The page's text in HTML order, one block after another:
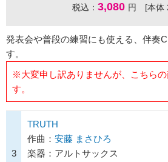
税込： 3,080 円 [本体
発表会や普段の練習にも使える、伴奏
す。
※大変申し訳ありませんが、こちら
す。
3
TRUTH
作曲： 安藤 まさひろ
楽器：アルトサックス